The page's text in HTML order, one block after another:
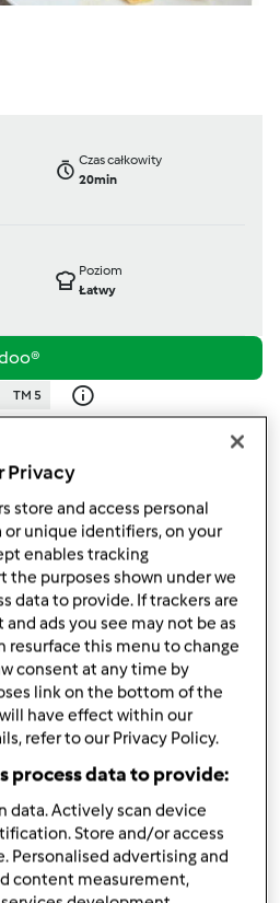
Czas całkowity
20min
Poziom
Łatwy
TM 5
Ilka81
moich kolekcji
się przepisem
Stwórz wariant
i brokułami
pełnoziarnisty
Privacy
store and access personal
or unique identifiers, on your
enables tracking
the purposes shown under we
data to provide. If trackers are
ads you see may not be as
resurface this menu to change
consent at any time by
link on the bottom of the
have effect within our
refer to our Privacy Policy.
process data to provide:
data. Actively scan device
Store and/or access
Personalised advertising and
content measurement,